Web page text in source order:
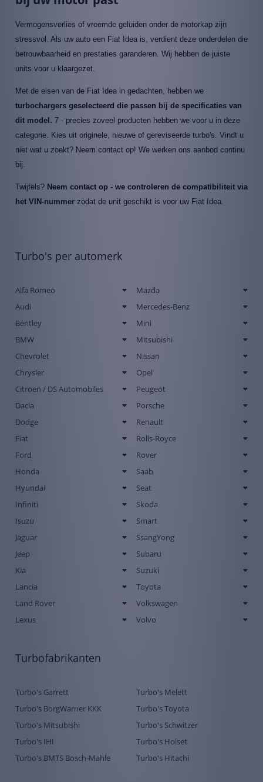
Vermogensverlies of vreemde geluiden onder de motorkap zijn
stressvol. Als uw auto een Fiat Idea is, verdient deze onderdelen die
betrouwbaarheid en prestaties garanderen. Wij hebben de juiste
units voor u klaargezet.
Met de eisen van de Fiat Idea in gedachten, hebben we
turbochargers geselecteerd die passen bij de specificaties van
dit model. 7 - precies zoveel producten hebben we voor u in deze
categorie. Kies uit originele, nieuwe of gereviseerde turbo's. Vindt u
niet wat u zoekt? Neem contact op! We werken ons aanbod continu
bij.
Twijfels? Neem contact op - we controleren de compatibiliteit via
het VIN-nummer zodat de unit geschikt is voor uw Fiat Idea.
Turbo's per automerk
Alfa Romeo
Audi
Bentley
BMW
Chevrolet
Chrysler
Citroen / DS Automobiles
Dacia
Dodge
Fiat
Ford
Honda
Hyundai
Infiniti
Isuzu
Jaguar
Jeep
Kia
Lancia
Land Rover
Lexus
Mazda
Mercedes-Benz
Mini
Mitsubishi
Nissan
Opel
Peugeot
Porsche
Renault
Rolls-Royce
Rover
Saab
Seat
Skoda
Smart
SsangYong
Subaru
Suzuki
Toyota
Volkswagen
Volvo
Turbofabrikanten
Turbo's Garrett
Turbo's BorgWarner KKK
Turbo's Mitsubishi
Turbo's IHI
Turbo's BMTS Bosch-Mahle
Turbo's Melett
Turbo's Toyota
Turbo's Schwitzer
Turbo's Holset
Turbo's Hitachi